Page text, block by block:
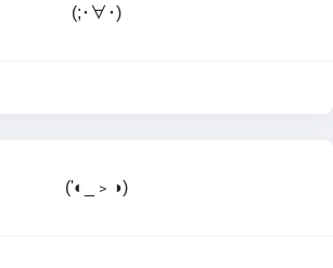
(;･∀･)
('◐_﹥◑)